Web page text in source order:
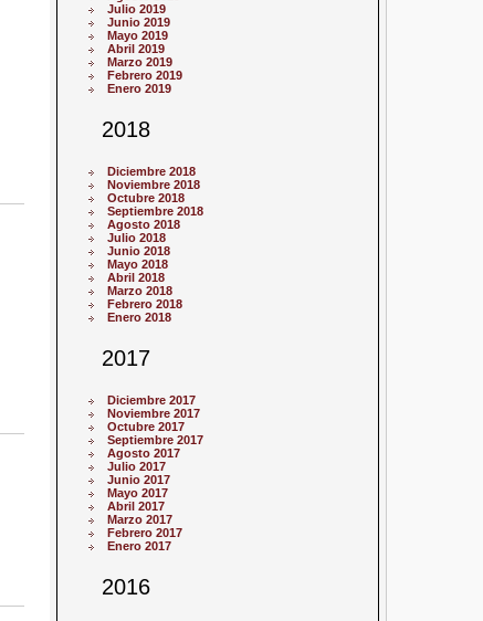
Julio 2019
Junio 2019
Mayo 2019
Abril 2019
Marzo 2019
Febrero 2019
Enero 2019
2018
Diciembre 2018
Noviembre 2018
Octubre 2018
Septiembre 2018
Agosto 2018
Julio 2018
Junio 2018
Mayo 2018
Abril 2018
Marzo 2018
Febrero 2018
Enero 2018
2017
Diciembre 2017
Noviembre 2017
Octubre 2017
Septiembre 2017
Agosto 2017
Julio 2017
Junio 2017
Mayo 2017
Abril 2017
Marzo 2017
Febrero 2017
Enero 2017
2016